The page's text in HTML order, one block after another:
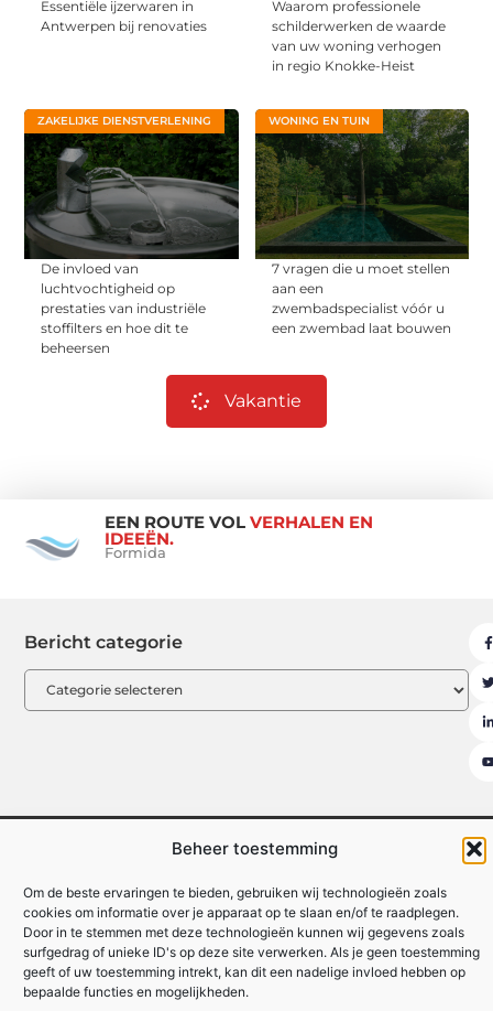
Beheer toestemming
Om de beste ervaringen te bieden, gebruiken wij technologieën zoals
cookies om informatie over je apparaat op te slaan en/of te raadplegen.
Door in te stemmen met deze technologieën kunnen wij gegevens zoals
surfgedrag of unieke ID's op deze site verwerken. Als je geen toestemming
geeft of uw toestemming intrekt, kan dit een nadelige invloed hebben op
bepaalde functies en mogelijkheden.
Essentiële ijzerwaren in
Antwerpen bij renovaties
Waarom professionele
schilderwerken de waarde
van uw woning verhogen
in regio Knokke-Heist
ZAKELIJKE DIENSTVERLENING
De invloed van
luchtvochtigheid op
prestaties van industriële
stoffilters en hoe dit te
beheersen
WONING EN TUIN
7 vragen die u moet stellen
aan een
zwembadspecialist vóór u
een zwembad laat bouwen
Vakantie
EEN ROUTE VOL VERHALEN EN
IDEEËN.
Formida
Bericht categorie
Beroemdheden Contact Ons team Over ons
Partners Registreer Website index
Backlinks kopen: hoe je effectief en veilig je website kunt versterken
Linkbuilding geld verdienen: zo maak je van links een inkomstenbron